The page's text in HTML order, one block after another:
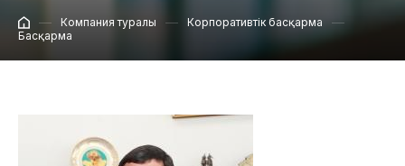
Компания туралы
Корпоративтік басқарма
Басқарма